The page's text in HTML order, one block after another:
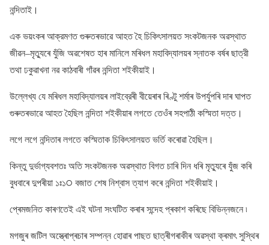
নন্দিতাই।
এক ভয়ংকৰ আক্রমণত গুৰুতৰভাৱে আহত হৈ চিকিৎসালয়ত সংকটজনক অৱস্থাত
জীৱন–মৃত্যুৰে যুঁজি অৱশেষত হাৰ মানিলে মৰিধল মহাবিদ্যালয়ৰ স্নাতক বর্ষৰ ছাত্রী
তথা ঢকুৱাখনা নৱ কাঠবাৰী গাঁৱৰ নন্দিতা শইকীয়াই।
উল্লেখ্য যে মৰিধল মহাবিদ্যালয়ৰ লাইব্রেৰী বীয়েৰাৰ ৰিণ্টু শর্মাৰ উপর্যুপৰি দাৰ ঘাপত
গুৰুতৰভাৱে আহত হৈছিল নন্দিতা শইকীয়াৰ লগতে তেওঁৰ সহপাঠী কস্মিতা দত্ত।
লগে লগে নন্দিতাৰ লগতে কস্মিতাক চিকিৎসালয়ত ভৰ্তি কৰােৱা হৈছিল।
কিন্তু দুৰ্ভাগ্যবশতঃ অতি সংকটজনক অৱস্থাত বিগত চাৰি দিন ধৰি মৃত্যুৰে যুঁজ কৰি
বুধবাৰে দুপৰীয়া ১ঃ১੦ বজাত শেষ নিশ্বাস ত্যাগ কৰে নন্দিতা শইকীয়াই।
প্ৰেমজনিত কাৰণতেই এই ঘটনা সংঘটিত কৰাৰ সন্দেহ প্ৰকাশ কৰিছে বিভিন্নজনে ৷
মগজুৰ জটিল অস্ত্ৰোপ্ৰচাৰ সম্পন্ন হোৱাৰ পাছত ছাত্ৰীগৰাকীৰ অৱস্থা ক্ৰমাৎ সুস্থিৰ